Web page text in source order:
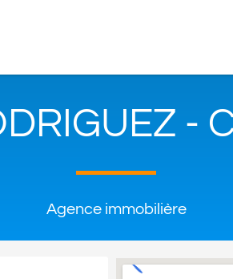
-
Agence immobilière